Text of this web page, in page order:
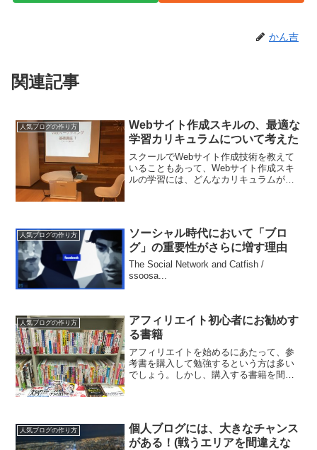
かん吉
関連記事
人気ブログの作り方
Webサイト作成スキルの、最適な
学習カリキュラムについて考えた
スクールでWebサイト作成技術を教えて
いることもあって、Webサイト作成スキ
ルの学習には、どんなカリキュラムが一
人気ブログの作り方
ソーシャル時代において「ブロ
グ」の重要性がさらに増す理由
The Social Network and Catfish /
ssoosa...
人気ブログの作り方
アフィリエイト初心者にお勧めす
る書籍
アフィリエイトを始めるにあたって、参
考書を購入して勉強するという方は多い
でしょう。しかし、購入する書籍を間違
人気ブログの作り方
個人ブログには、大きなチャンス
がある！(戦うエリアを間違えな